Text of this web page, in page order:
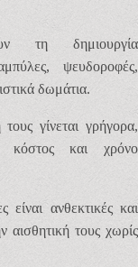
τη δημιουργία
ψευδοροφές,
δωμάτια.
γίνεται γρήγορα,
κόστος και χρόνο
είναι ανθεκτικές και
αισθητική τους χωρίς